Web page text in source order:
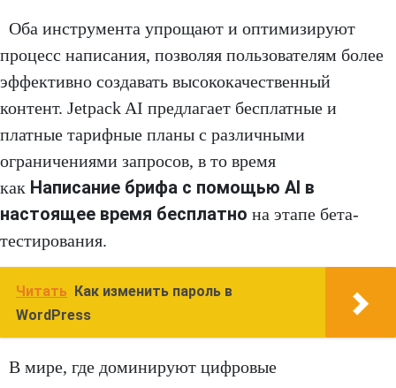
Оба инструмента упрощают и оптимизируют
процесс написания, позволяя пользователям более
эффективно создавать высококачественный
контент. Jetpack AI предлагает бесплатные и
платные тарифные планы с различными
ограничениями запросов, в то время
как Написание брифа с помощью AI в
настоящее время бесплатно на этапе бета-
тестирования.
Читать
Как изменить пароль в
WordPress
В мире, где доминируют цифровые